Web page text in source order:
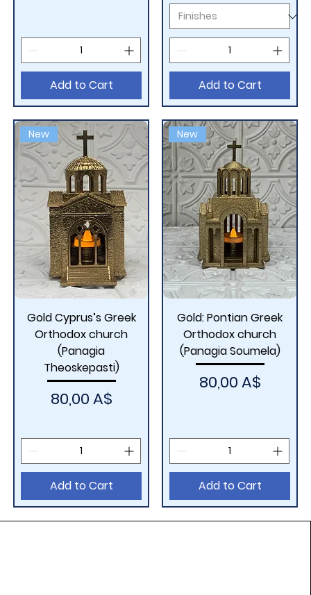
Add to Cart Add to Cart
New
Gold Cyprus’s Greek
Orthodox church
(Panagia
Theoskepasti)
Price
80,00 A$
Add to Cart
New
Gold: Pontian Greek
Orthodox church
(Panagia Soumela)
Price
80,00 A$
Add to Cart